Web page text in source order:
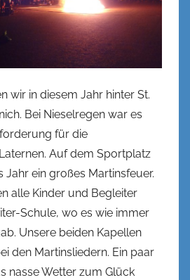
e
wir in diesem Jahr hinter St.
Bei Nieselregen war es
für die
Auf dem Sportplatz
Jahr ein großes Martinsfeuer.
alle Kinder und Begleiter
Schule, wo es wie immer
Unsere beiden Kapellen
den Martinsliedern. Ein paar
nasse Wetter zum Glück